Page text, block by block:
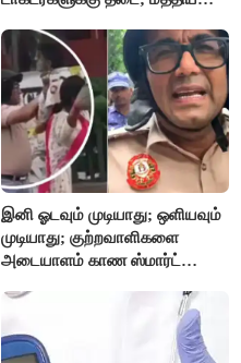
இனி ஓடவும் முடியாது; ஒளியவும்
முடியாது; குற்றவாளிகளை
அடையாளம் காண ஸ்மார்ட்